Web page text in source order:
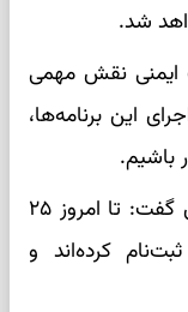
شد.
ایمنی نقش مهمی
این برنامه‌ها،
باشیم.
وی با اشاره به آمار ثبت‌نام بیمه بیکاری گفت: تا امروز ۲۵
کرده‌اند و